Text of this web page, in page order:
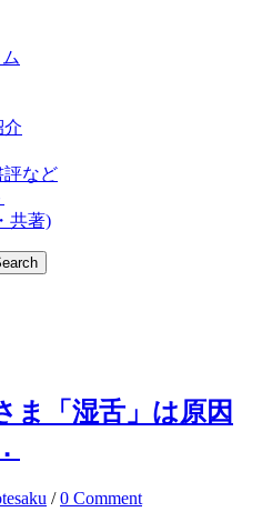
介
評など
共著)
ま「湿舌」は原因
/0 Comment